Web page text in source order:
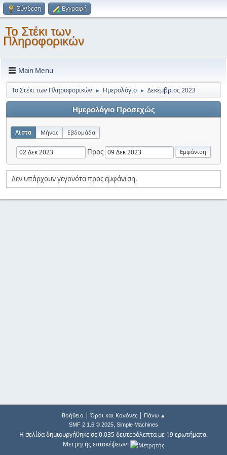
Σύνδεση Εγγραφή
Το Στέκι των
Πληροφορικών
Main Menu
Το Στέκι των Πληροφορικών ► Ημερολόγιο ► Δεκέμβριος 2023
Ημερολόγιο Προσεχώς
Λίστα Μήνας Εβδομάδα
Προς
Δεν υπάρχουν γεγονότα προς εμφάνιση.
Βοήθεια| Όροι και Κανόνες| Πάνω ▲
SMF 2.1.6 © 2025, Simple Machines
Η σελίδα δημιουργήθηκε σε 0.035 δευτερόλεπτα με 19 ερωτήματα.
Μετρητής επισκέψεων: